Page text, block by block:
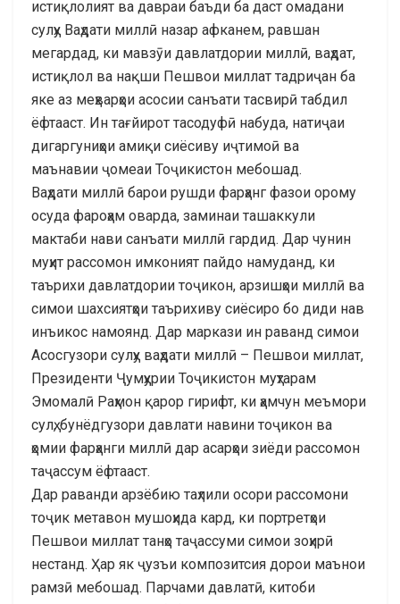
истиқлолият ва давраи баъди ба даст омадани
сулҳу Ваҳдати миллӣ назар афканем, равшан
мегардад, ки мавзӯи давлатдории миллӣ, ваҳдат,
истиқлол ва нақши Пешвои миллат тадриҷан ба
яке аз меҳварҳои асосии санъати тасвирӣ табдил
ёфтааст. Ин тағйирот тасодуфӣ набуда, натиҷаи
дигаргуниҳои амиқи сиёсиву иҷтимоӣ ва
маънавии ҷомеаи Тоҷикистон мебошад.
Ваҳдати миллӣ барои рушди фарҳанг фазои орому
осуда фароҳам оварда, заминаи ташаккули
мактаби нави санъати миллӣ гардид. Дар чунин
муҳит рассомон имконият пайдо намуданд, ки
таърихи давлатдории тоҷикон, арзишҳои миллӣ ва
симои шахсиятҳои таърихиву сиёсиро бо диди нав
инъикос намоянд. Дар маркази ин раванд симои
Асосгузори сулҳу ваҳдати миллӣ – Пешвои миллат,
Президенти Ҷумҳурии Тоҷикистон муҳтарам
Эмомалӣ Раҳмон қарор гирифт, ки ҳамчун меъмори
сулҳ, бунёдгузори давлати навини тоҷикон ва
ҳомии фарҳанги миллӣ дар асарҳои зиёди рассомон
таҷассум ёфтааст.
Дар раванди арзёбию таҳлили осори рассомони
тоҷик метавон мушоҳида кард, ки портретҳои
Пешвои миллат танҳо таҷассуми симои зоҳирӣ
нестанд. Ҳар як ҷузъи композитсия дорои маънои
рамзӣ мебошад. Парчами давлатӣ, китоби